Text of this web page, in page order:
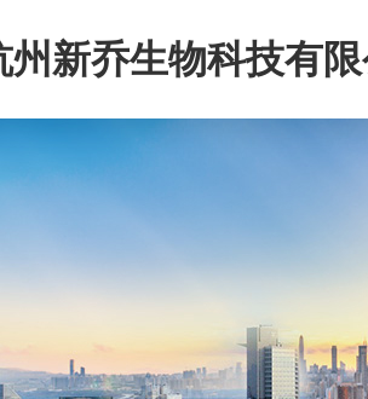
州新乔生物科技有